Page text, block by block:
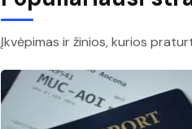
Įkvėpimas ir žinios, kurios